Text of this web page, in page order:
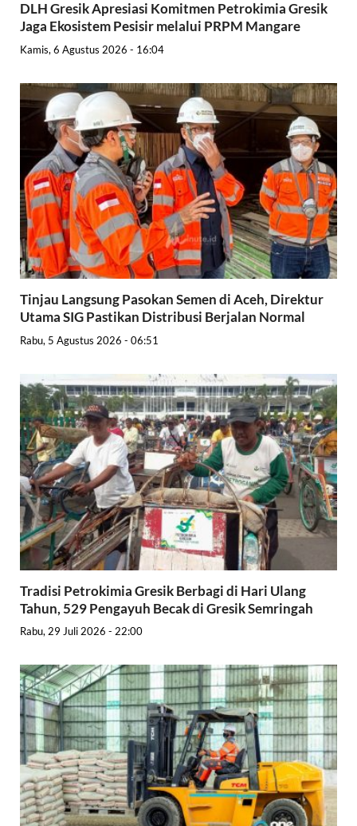
DLH Gresik Apresiasi Komitmen Petrokimia Gresik
Jaga Ekosistem Pesisir melalui PRPM Mangare
Kamis, 6 Agustus 2026 - 16:04
Tinjau Langsung Pasokan Semen di Aceh, Direktur
Utama SIG Pastikan Distribusi Berjalan Normal
Rabu, 5 Agustus 2026 - 06:51
Tradisi Petrokimia Gresik Berbagi di Hari Ulang
Tahun, 529 Pengayuh Becak di Gresik Semringah
Rabu, 29 Juli 2026 - 22:00